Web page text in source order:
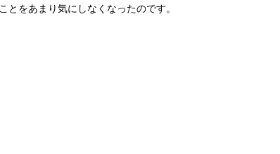
をあまり気にしなくなったのです。